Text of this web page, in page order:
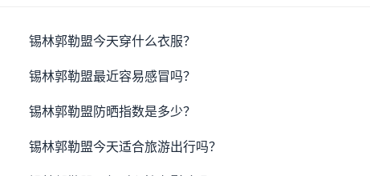
锡林郭勒盟今天穿什么衣服？
锡林郭勒盟最近容易感冒吗？
锡林郭勒盟防晒指数是多少？
锡林郭勒盟今天适合旅游出行吗？